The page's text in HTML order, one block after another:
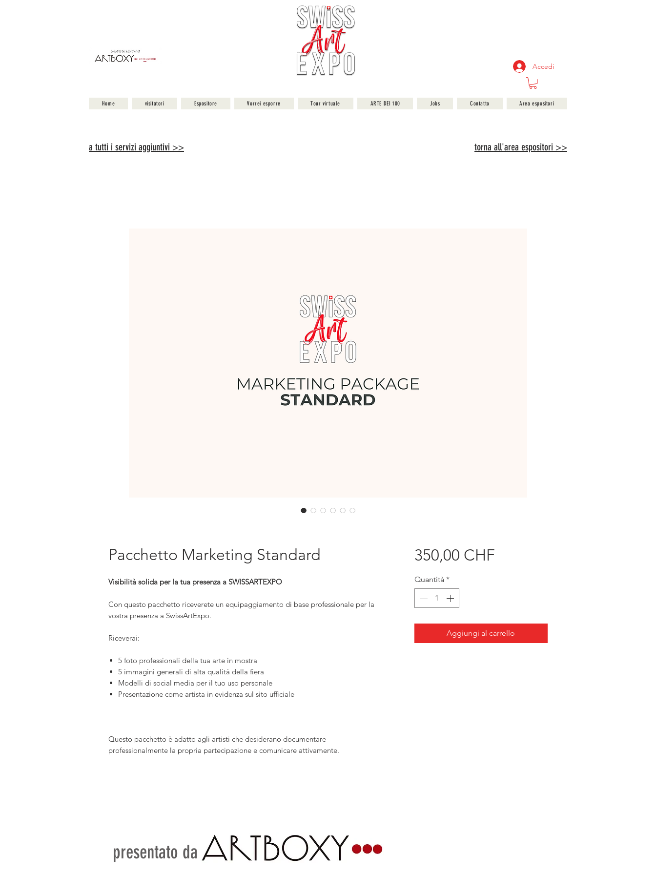
Accedi
Home visitatori Espositore Vorrei esporre Tour virtuale ARTE DEI 100 Jobs Contatto Area espositori
a tutti i servizi aggiuntivi >> torna all'area espositori >>
Pacchetto Marketing Standard
Visibilità solida per la tua presenza a SWISSARTEXPO
Con questo pacchetto riceverete un equipaggiamento di base professionale per la
vostra presenza a SwissArtExpo.
Riceverai:
5 foto professionali della tua arte in mostra
5 immagini generali di alta qualità della fiera
Modelli di social media per il tuo uso personale
Presentazione come artista in evidenza sul sito ufficiale
Questo pacchetto è adatto agli artisti che desiderano documentare
professionalmente la propria partecipazione e comunicare attivamente.
350,00 CHFPrezzo
Quantità *
Aggiungi al carrello
presentato da